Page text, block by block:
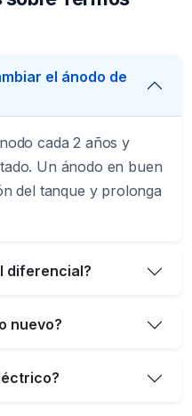
el ánodo de
cada 2 años y
Un ánodo en buen
del tanque y prolonga
diferencial?
nuevo?